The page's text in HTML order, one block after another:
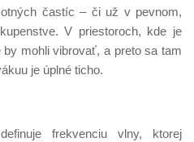
častíc – či už v pevnom,
V priestoroch, kde je
mohli vibrovať, a preto sa tam
je úplné ticho.
frekvenciu vlny, ktorej